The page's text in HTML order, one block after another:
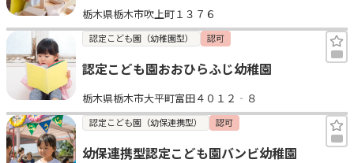
栃木県栃木市吹上町１３７６
認定こども園（幼稚園型） 認可
認定こども園おおひらふじ幼稚園
栃木県栃木市大平町富田４０１２‐８
認定こども園（幼保連携型） 認可
幼保連携型認定こども園バンビ幼稚園